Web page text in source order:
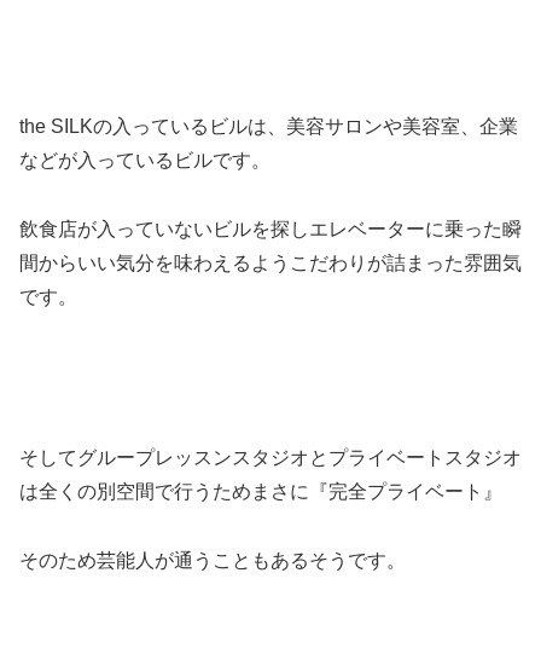
the SILKの入っているビルは、美容サロンや美容室、企業
などが入っているビルです。
飲食店が入っていないビルを探しエレベーターに乗った瞬
間からいい気分を味わえるようこだわりが詰まった雰囲気
です。
そしてグループレッスンスタジオとプライベートスタジオ
は全くの別空間で行うためまさに『完全プライベート』
そのため芸能人が通うこともあるそうです。